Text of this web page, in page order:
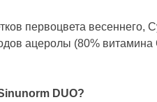
первоцвета весеннего,
ацеролы (80% витамина
DUO?